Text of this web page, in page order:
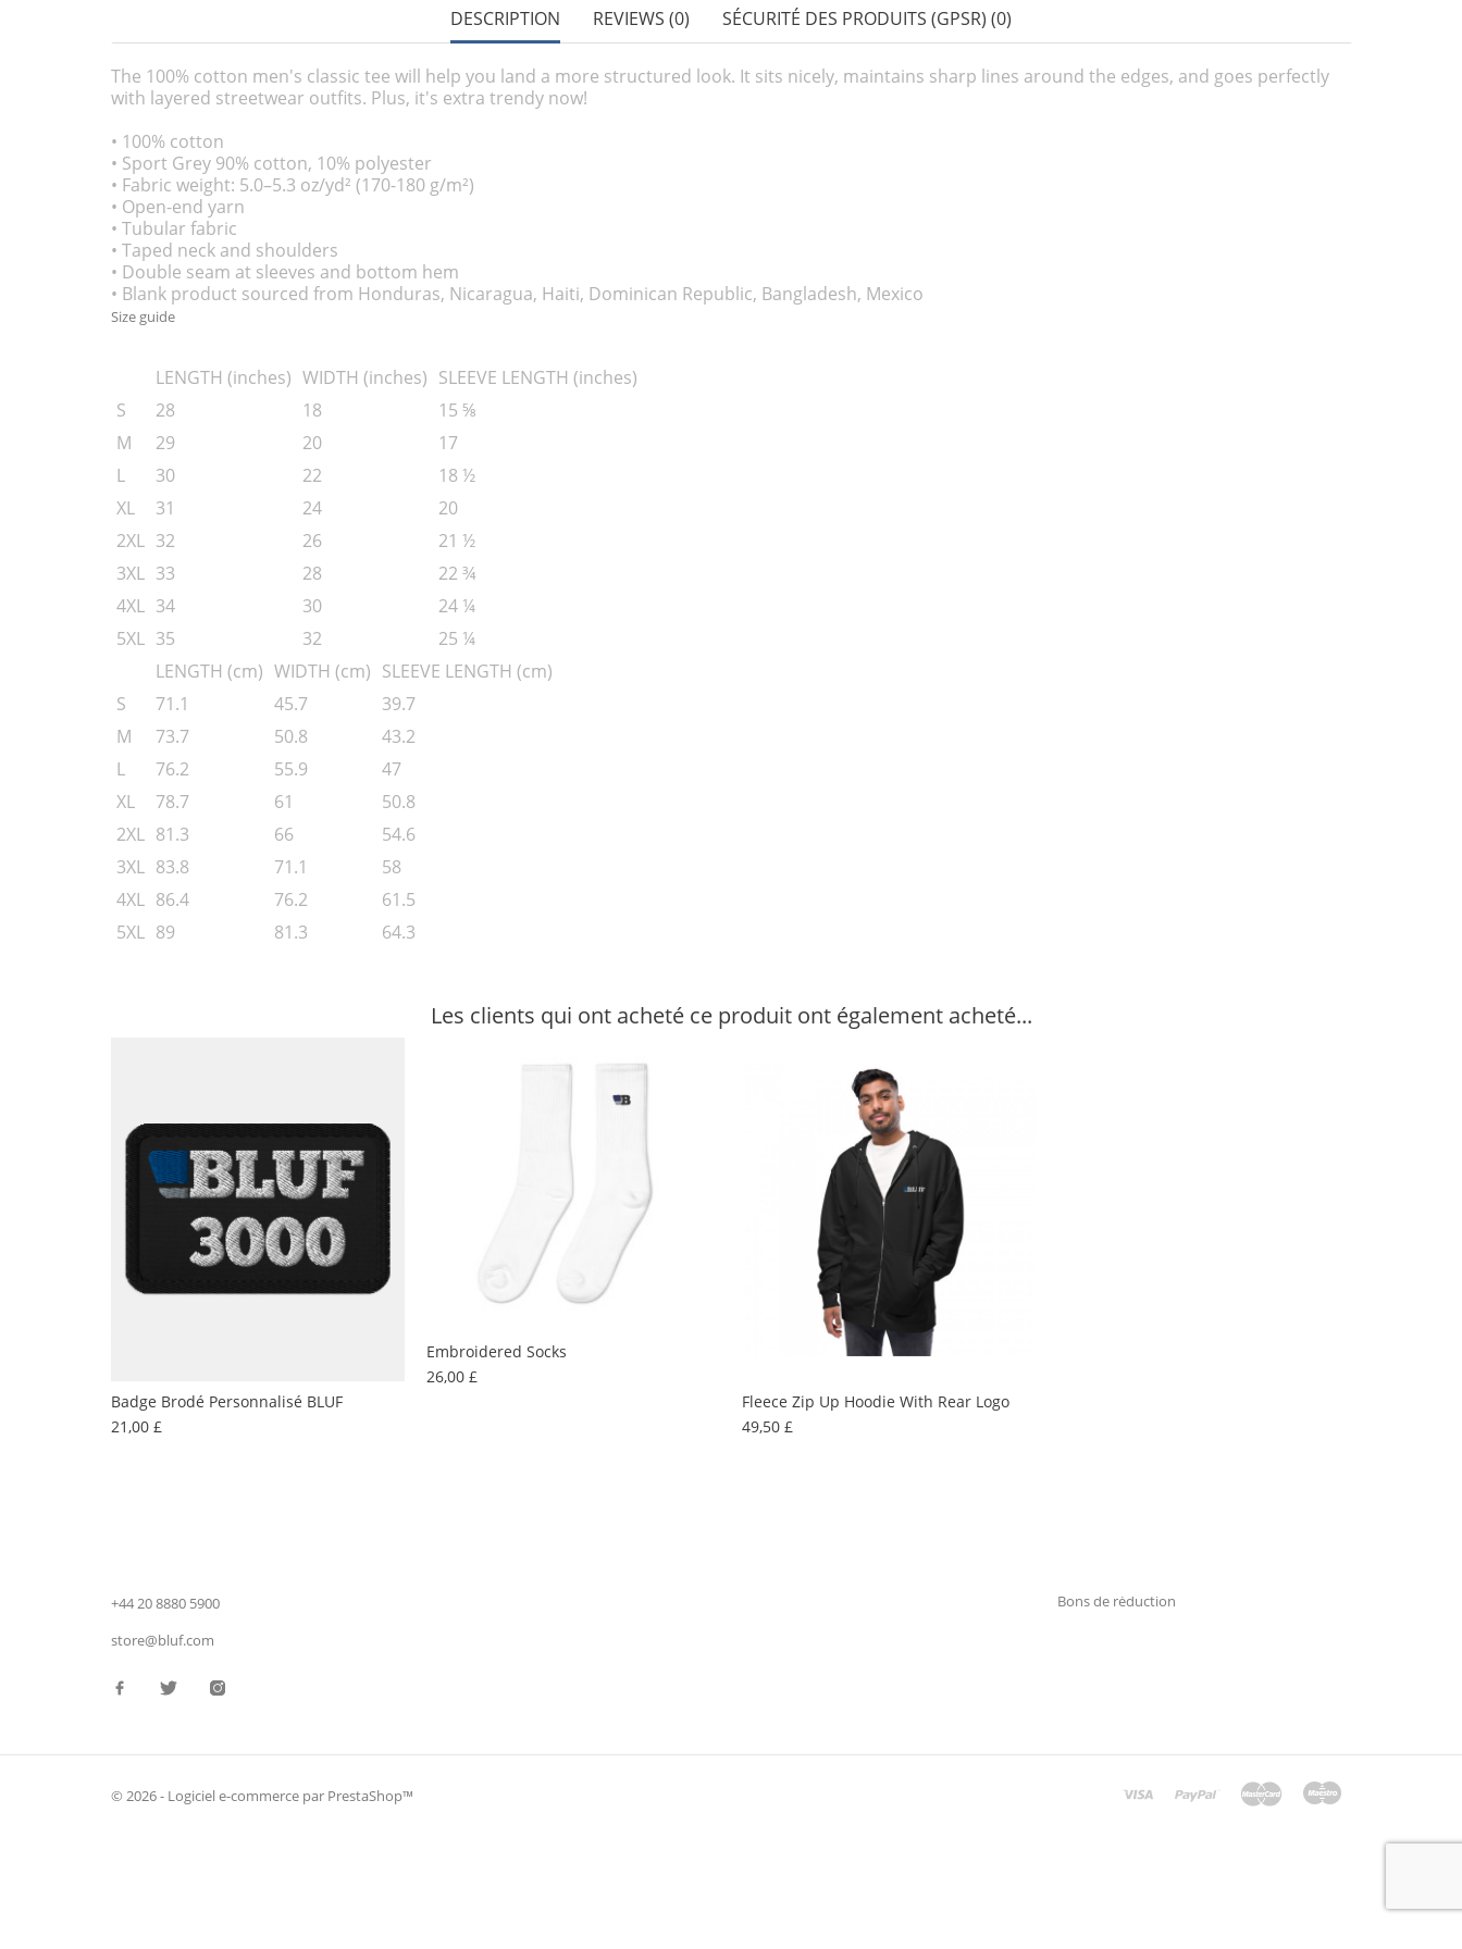
DESCRIPTION REVIEWS (0) SÉCURITÉ DES PRODUITS (GPSR) (0)
The 100% cotton men's classic tee will help you land a more structured look. It sits nicely, maintains sharp lines around the edges, and goes perfectly
with layered streetwear outfits. Plus, it's extra trendy now!
• 100% cotton
• Sport Grey 90% cotton, 10% polyester
• Fabric weight: 5.0–5.3 oz/yd² (170-180 g/m²)
• Open-end yarn
• Tubular fabric
• Taped neck and shoulders
• Double seam at sleeves and bottom hem
• Blank product sourced from Honduras, Nicaragua, Haiti, Dominican Republic, Bangladesh, Mexico
Size guide
LENGTH (inches) WIDTH (inches) SLEEVE LENGTH (inches)
S
28 18
15 ⅝
M
29 20
17
L
30 22
18 ½
XL
31 24
20
2XL 32 26
21 ½
3XL 33 28
22 ¾
4XL 34 30
24 ¼
5XL 35 32
25 ¼
LENGTH (cm) WIDTH (cm) SLEEVE LENGTH (cm)
S
71.1 45.7
39.7
M
73.7 50.8
43.2
L
76.2 55.9
47
XL
78.7 61
50.8
2XL 81.3 66
54.6
3XL 83.8 71.1
58
4XL 86.4 76.2
61.5
5XL 89 81.3 64.3
Les clients qui ont acheté ce produit ont également acheté...
Badge Brodé Personnalisé BLUF
21,00 £Prix
Embroidered Socks
26,00 £Prix
Fleece Zip Up Hoodie With Rear Logo
49,50 £
+44 20 8880 5900
store@bluf.com
Bons de réduction
© 2026 - Logiciel e-commerce par PrestaShop™